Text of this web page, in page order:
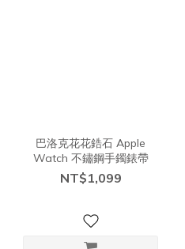
巴洛克花花鋯石 Apple
Watch 不鏽鋼手鐲錶帶
NT$1,099